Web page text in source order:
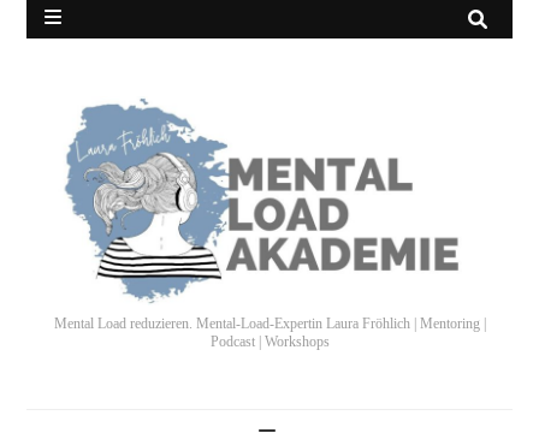
Mental Load reduzieren. Mental-Load-Expertin Laura Fröhlich | Mentoring |
Podcast | Workshops